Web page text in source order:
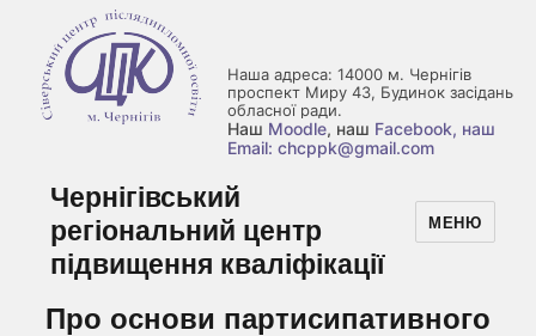
Наша адреса: 14000 м. Чернігів
проспект Миру 43, Будинок засідань
обласної ради.
Наш Moodle, наш Facebook, наш
Email: chcppk@gmail.com
Чернігівський
регіональний центр
підвищення кваліфікації
МЕНЮ
Про основи партисипативного